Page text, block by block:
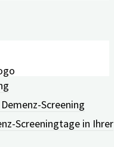
Screening
Screeningtage in Ihrer